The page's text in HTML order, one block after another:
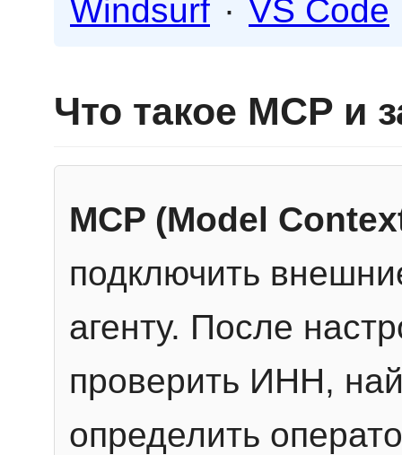
Windsurf · VS Code
Что такое MCP и
MCP (Model
подключить
агенту. После
проверить ИНН,
определить